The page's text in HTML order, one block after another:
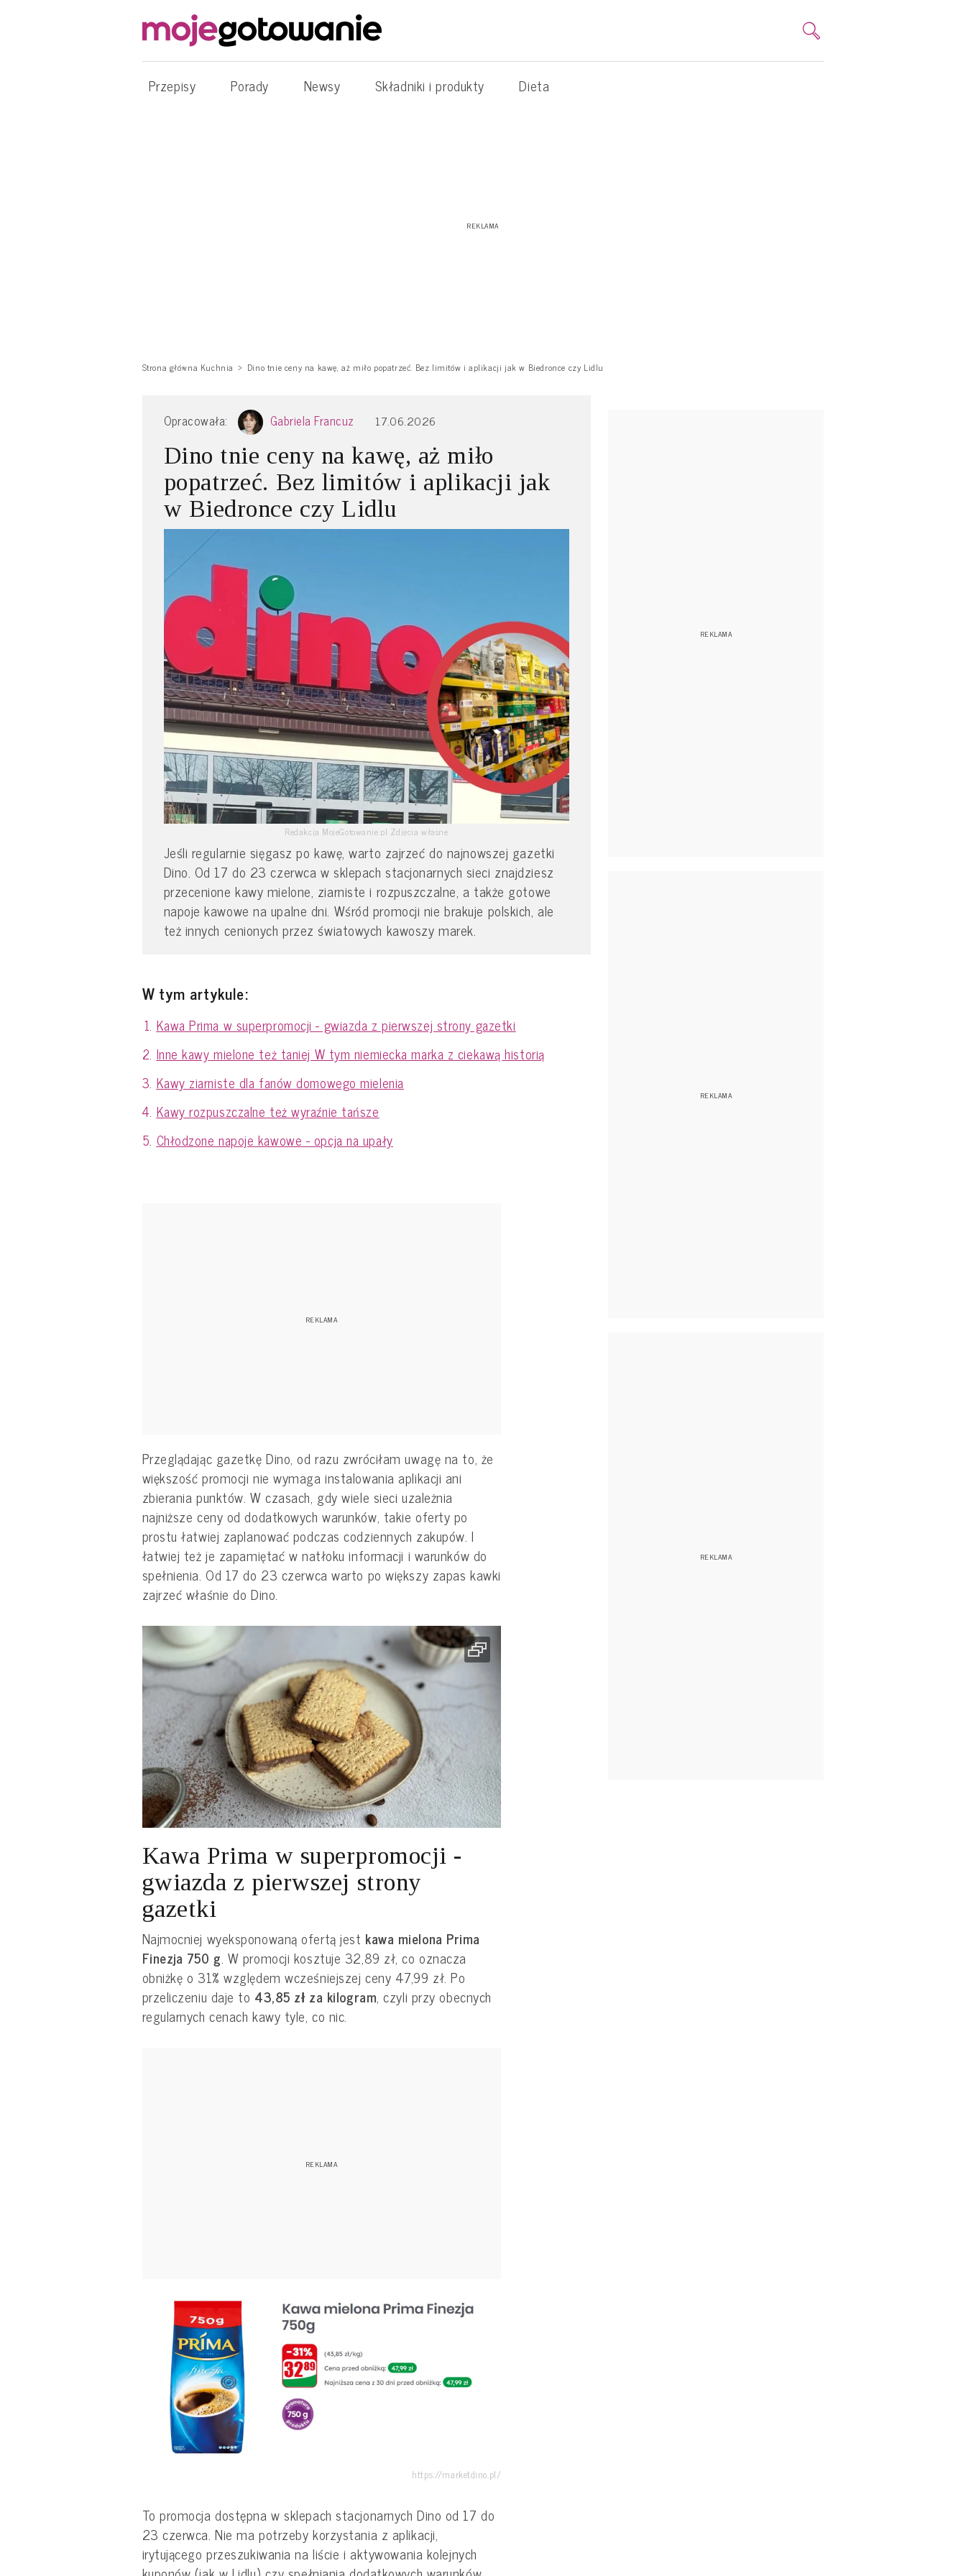
Przepisy Porady Newsy Składniki i produkty Dieta
Strona główna Kuchnia Dino tnie ceny na kawę, aż miło popatrzeć. Bez limitów i aplikacji jak w Biedronce czy Lidlu
Opracowała: Gabriela Francuz 17.06.2026
Dino tnie ceny na kawę, aż miło
popatrzeć. Bez limitów i aplikacji jak
w Biedronce czy Lidlu
Redakcja MojeGotowanie.pl Zdjęcia własne
Jeśli regularnie sięgasz po kawę, warto zajrzeć do najnowszej gazetki
Dino. Od 17 do 23 czerwca w sklepach stacjonarnych sieci znajdziesz
przecenione kawy mielone, ziarniste i rozpuszczalne, a także gotowe
napoje kawowe na upalne dni. Wśród promocji nie brakuje polskich, ale
też innych cenionych przez światowych kawoszy marek.
W tym artykule:
Kawa Prima w superpromocji - gwiazda z pierwszej strony gazetki
Inne kawy mielone też taniej W tym niemiecka marka z ciekawą historią
Kawy ziarniste dla fanów domowego mielenia
Kawy rozpuszczalne też wyraźnie tańsze
Chłodzone napoje kawowe - opcja na upały
Przeglądając gazetkę Dino, od razu zwróciłam uwagę na to, że
większość promocji nie wymaga instalowania aplikacji ani
zbierania punktów. W czasach, gdy wiele sieci uzależnia
najniższe ceny od dodatkowych warunków, takie oferty po
prostu łatwiej zaplanować podczas codziennych zakupów. I
łatwiej też je zapamiętać w natłoku informacji i warunków do
spełnienia. Od 17 do 23 czerwca warto po większy zapas kawki
zajrzeć właśnie do Dino.
Kawa Prima w superpromocji -
gwiazda z pierwszej strony
gazetki
Najmocniej wyeksponowaną ofertą jest kawa mielona Prima
Finezja 750 g. W promocji kosztuje 32,89 zł, co oznacza
obniżkę o 31% względem wcześniejszej ceny 47,99 zł. Po
przeliczeniu daje to 43,85 zł za kilogram, czyli przy obecnych
regularnych cenach kawy tyle, co nic.
https://marketdino.pl/
To promocja dostępna w sklepach stacjonarnych Dino od 17 do
23 czerwca. Nie ma potrzeby korzystania z aplikacji,
irytującego przeszukiwania na liście i aktywowania kolejnych